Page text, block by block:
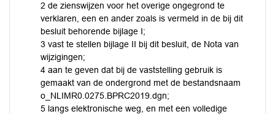
2 de zienswijzen voor het overige ongegrond te
verklaren, een en ander zoals is vermeld in de bij dit
besluit behorende bijlage I;
3 vast te stellen bijlage II bij dit besluit, de Nota van
wijzigingen;
4 aan te geven dat bij de vaststelling gebruik is
gemaakt van de ondergrond met de bestandsnaam
o_NLIMR0.0275.BPRC2019.dgn;
5 langs elektronische weg, en met een volledige